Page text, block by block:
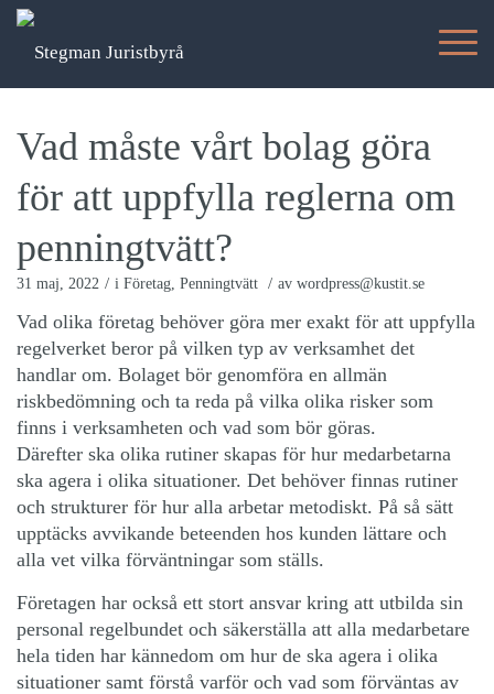
Vad måste vårt bolag göra
för att uppfylla reglerna om
penningtvätt?
31 maj, 2022 / i Företag, Penningtvätt / av wordpress@kustit.se
Vad olika företag behöver göra mer exakt för att uppfylla
regelverket beror på vilken typ av verksamhet det
handlar om. Bolaget bör genomföra en allmän
riskbedömning och ta reda på vilka olika risker som
finns i verksamheten och vad som bör göras.
Därefter ska olika rutiner skapas för hur medarbetarna
ska agera i olika situationer. Det behöver finnas rutiner
och strukturer för hur alla arbetar metodiskt. På så sätt
upptäcks avvikande beteenden hos kunden lättare och
alla vet vilka förväntningar som ställs.
Företagen har också ett stort ansvar kring att utbilda sin
personal regelbundet och säkerställa att alla medarbetare
hela tiden har kännedom om hur de ska agera i olika
situationer samt förstå varför och vad som förväntas av